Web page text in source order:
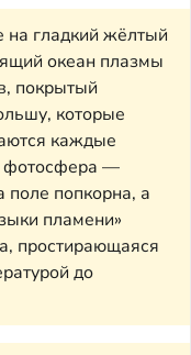
гладкий жёлтый
океан плазмы
покрытый
которые
каждые
фотосфера —
поле попкорна, а
пламени»
простирающаяся
до